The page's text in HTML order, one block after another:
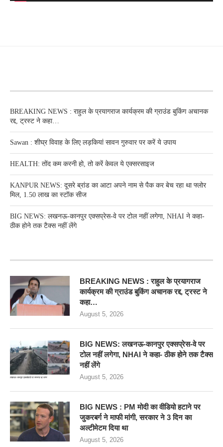
BREAKING NEWS : राहुल के प्रयागराज कार्यक्रम की ग्राउंड बुकिंग अचानक
रद्द, ट्रस्ट ने कहा…
Sawan : शीघ्र विवाह के लिए लड़कियां सावन गुरुवार पर करें ये उपाय
HEALTH: तोंद कम करनी हो, तो करें केवल ये एक्सरसाइज
KANPUR NEWS: दूसरे ब्रांड का आटा अपने नाम से पैक कर बेच रहा था फ्लोर
मिल, 1.50 लाख का स्टॉक सीज
BIG NEWS: लखनऊ-कानपुर एक्सप्रेस-वे पर टोल नहीं लगेगा, NHAI ने कहा-
ठीक होने तक टैक्स नहीं लेंगे
BREAKING NEWS : राहुल के प्रयागराज
कार्यक्रम की ग्राउंड बुकिंग अचानक रद्द, ट्रस्ट ने
कहा…
August 5, 2026
BIG NEWS: लखनऊ-कानपुर एक्सप्रेस-वे पर
टोल नहीं लगेगा, NHAI ने कहा- ठीक होने तक टैक्स
नहीं लेंगे
August 5, 2026
BIG NEWS : PM मोदी का वीडियो हटाने पर
जुकरबर्ग ने माफी मांगी, सरकार ने 3 दिन का
अल्टीमेटम दिया था
August 5, 2026